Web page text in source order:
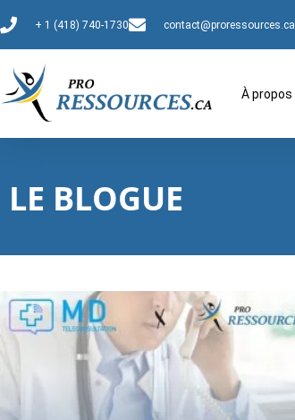
+ 1 (418) 740-1730 contact@proressources.ca
À propos
LE BLOGUE